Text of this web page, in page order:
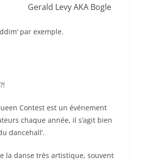
Gerald Levy AKA Bogle
par exemple.
Contest est un événement
chaque année, il s’agit bien
dancehall’.
la danse très artistique, souvent